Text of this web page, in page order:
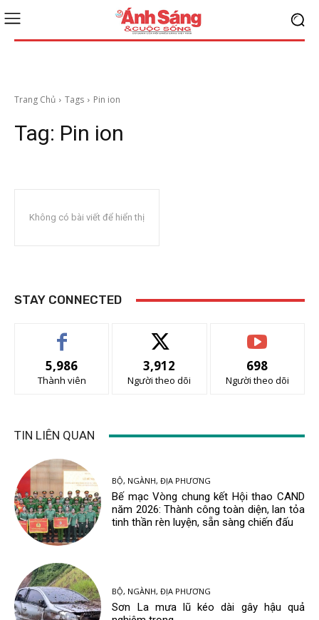
Trang Chủ Tags Pin ion
Tag: Pin ion
Không có bài viết để hiển thị
STAY CONNECTED
5,986
Thành viên
3,912
Người theo dõi
698
Người theo dõi
TIN LIÊN QUAN
BỘ, NGÀNH, ĐỊA PHƯƠNG
Bế mạc Vòng chung kết Hội thao CAND
năm 2026: Thành công toàn diện, lan tỏa
tinh thần rèn luyện, sẵn sàng chiến đấu
BỘ, NGÀNH, ĐỊA PHƯƠNG
Sơn La mưa lũ kéo dài gây hậu quả